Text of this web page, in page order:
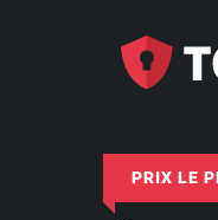
PRIX LE